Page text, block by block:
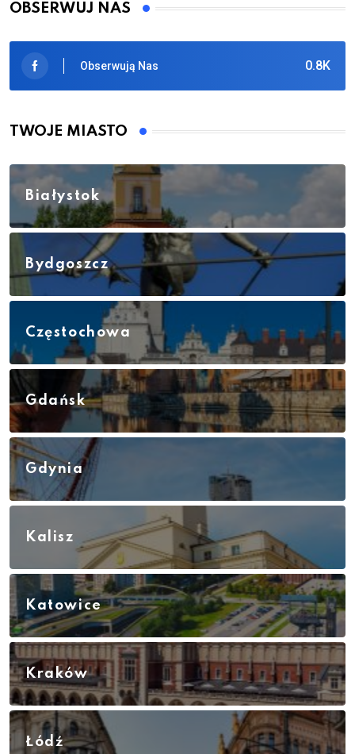
OBSERWUJ NAS
0.8K
Obserwują Nas
TWOJE MIASTO
Białystok
Bydgoszcz
Częstochowa
Gdańsk
Gdynia
Kalisz
Katowice
Kraków
Łódź